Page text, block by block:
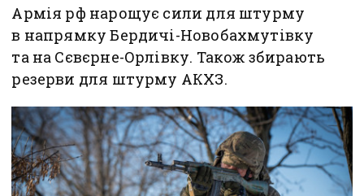
Армія рф нарощує сили для штурму
в напрямку Бердичі-Новобахмутівку
та на Сєвєрне-Орлівку. Також збирають
резерви для штурму АКХЗ.